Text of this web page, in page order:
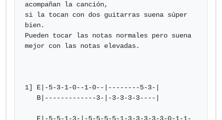
acompañan la canción,
si la tocan con dos guitarras suena súper
bien.
Pueden tocar las notas normales pero suena
mejor con las notas elevadas.
1] E|-5-3-1-0--1-0--|--------5-3-|